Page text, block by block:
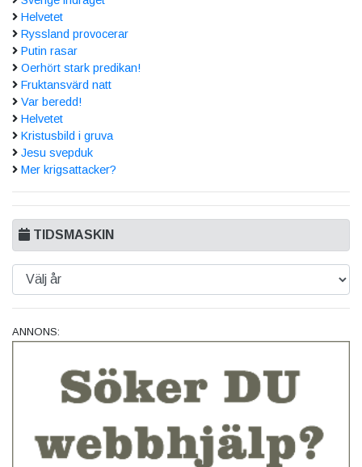
Helvetet
Ryssland provocerar
Putin rasar
Oerhört stark predikan!
Fruktansvärd natt
Var beredd!
Helvetet
Kristusbild i gruva
Jesu svepduk
Mer krigsattacker?
TIDSMASKIN
ANNONS: